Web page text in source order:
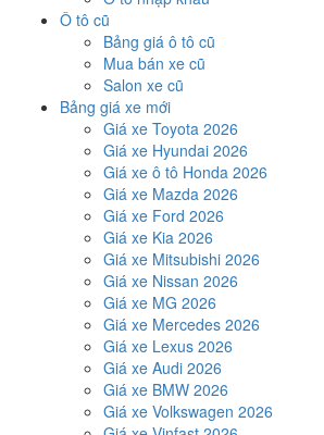
Ô tô cũ
Bảng giá ô tô cũ
Mua bán xe cũ
Salon xe cũ
Bảng giá xe mới
Giá xe Toyota 2026
Giá xe Hyundai 2026
Giá xe ô tô Honda 2026
Giá xe Mazda 2026
Giá xe Ford 2026
Giá xe Kia 2026
Giá xe Mitsubishi 2026
Giá xe Nissan 2026
Giá xe MG 2026
Giá xe Mercedes 2026
Giá xe Lexus 2026
Giá xe Audi 2026
Giá xe BMW 2026
Giá xe Volkswagen 2026